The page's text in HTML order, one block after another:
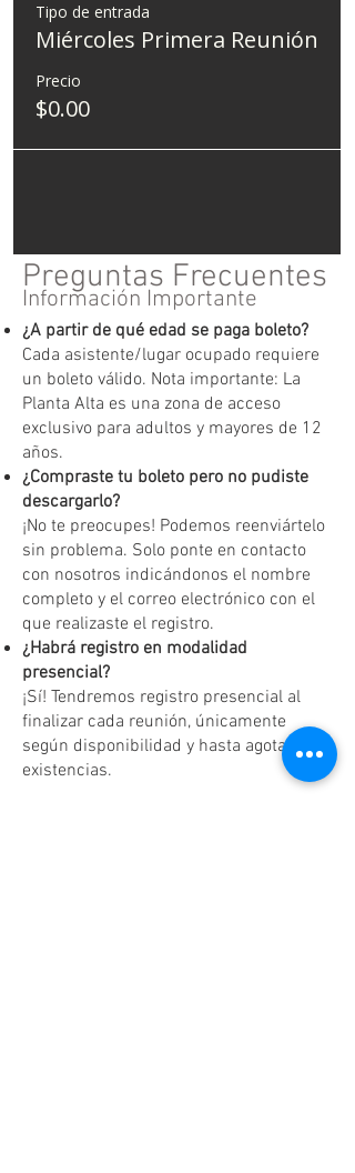
Tipo de entrada
Miércoles Primera Reunión
Precio
$0.00
Preguntas Frecuentes
Información Importante
¿A partir de qué edad se paga boleto?
Cada asistente/lugar ocupado requiere
un boleto válido. Nota importante: La
Planta Alta es una zona de acceso
exclusivo para adultos y mayores de 12
años.
¿Compraste tu boleto pero no pudiste
descargarlo?
¡No te preocupes! Podemos reenviártelo
sin problema. Solo ponte en contacto
con nosotros indicándonos el nombre
completo y el correo electrónico con el
que realizaste el registro.
¿Habrá registro en modalidad
presencial?
¡Sí! Tendremos registro presencial al
finalizar cada reunión, únicamente
según disponibilidad y hasta agotar
existencias.